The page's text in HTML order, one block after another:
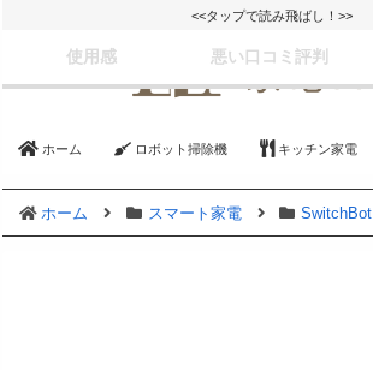
ホーム ロボット掃除機 キッチン家電
ホーム スマート家電 SwitchBot
<<タップで読み飛ばし！>>
使用感 悪い口コミ評判